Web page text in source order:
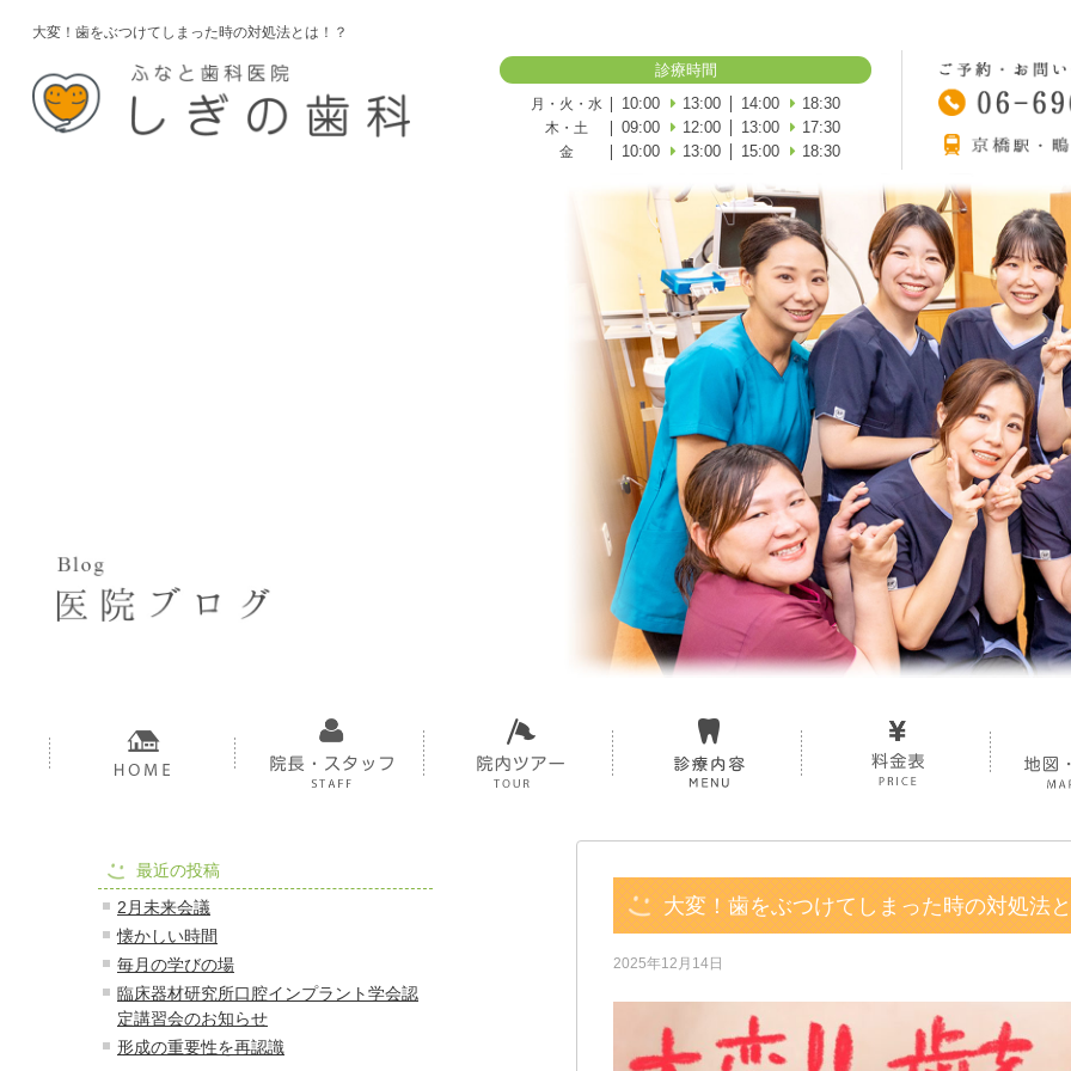
大変！歯をぶつけてしまった時の対処法とは！？
診療時間
月・火・水 10:00 13:00 14:00 18:30
木・土 09:00 12:00 13:00 17:30
金 10:00 13:00 15:00 18:30
最近の投稿
2月未来会議
懐かしい時間
毎月の学びの場
臨床器材研究所口腔インプラント学会認
定講習会のお知らせ
形成の重要性を再認識
大変！歯をぶつけてしまった時の対処法
2025年12月14日